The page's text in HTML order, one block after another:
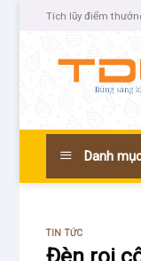
Tích lũy điểm
Danh
TIN TỨC